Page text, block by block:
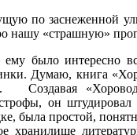
по заснеженной
нашу «страшную»
было интересно
Думаю, книга
Создавая
он штудировал
была простой,
хранилище